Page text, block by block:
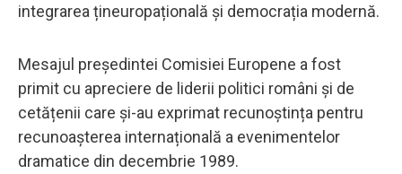
integrarea țineuropațională și democrația modernă.
Mesajul președintei Comisiei Europene a fost
primit cu apreciere de liderii politici români și de
cetățenii care și-au exprimat recunoștința pentru
recunoașterea internațională a evenimentelor
dramatice din decembrie 1989.